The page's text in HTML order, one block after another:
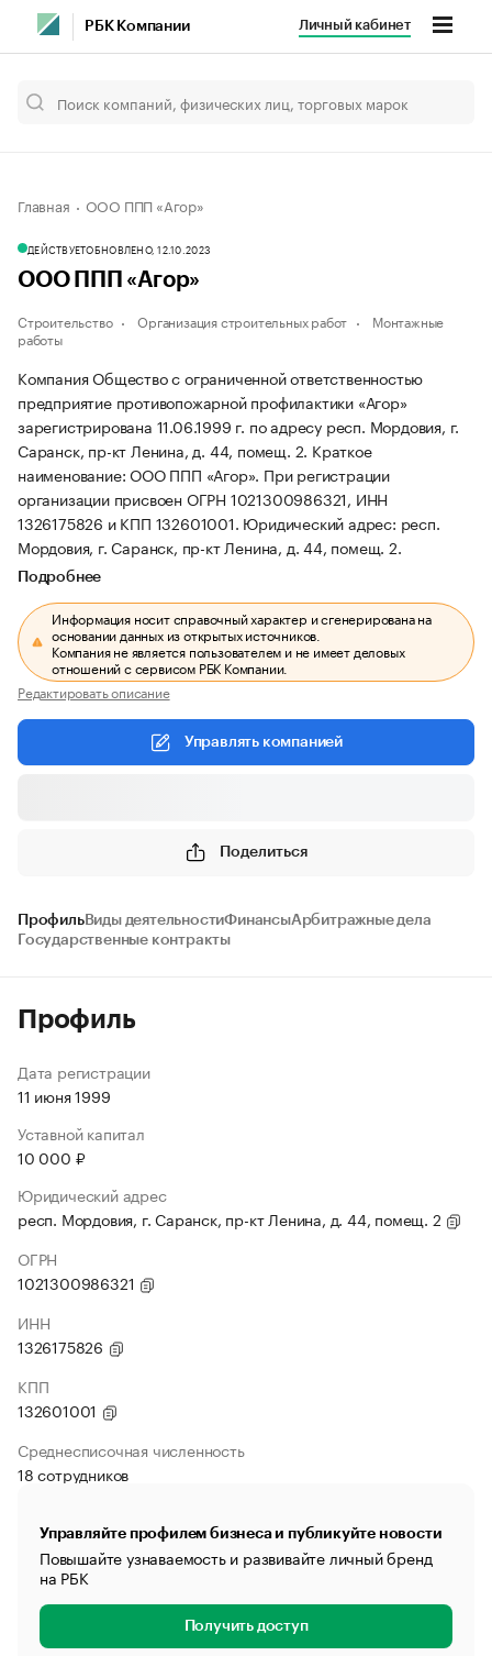
РБК Компании Личный кабинет
Главная ООО ППП «Агор»
ДЕЙСТВУЕТОБНОВЛЕНО, 12.10.2023
ООО ППП «Агор»
Строительство Организация строительных работ
Монтажные
работы
Компания Общество с ограниченной ответственностью
предприятие противопожарной профилактики «Агор»
зарегистрирована 11.06.1999 г. по адресу респ. Мордовия, г.
Саранск, пр-кт Ленина, д. 44, помещ. 2. Краткое
наименование: ООО ППП «Агор». При регистрации
организации присвоен ОГРН 1021300986321, ИНН
1326175826 и КПП 132601001. Юридический адрес: респ.
Мордовия, г. Саранск, пр-кт Ленина, д. 44, помещ. 2.
Подробнее
Информация носит справочный характер и сгенерирована на
основании данных из открытых источников.
Компания не является пользователем и не имеет деловых
отношений с сервисом РБК Компании.
Редактировать описание
Управлять компанией
Поделиться
ПрофильВиды деятельностиФинансыАрбитражные дела
Государственные контракты
Профиль
Дата регистрации
11 июня 1999
Уставной капитал
10 000 ₽
Юридический адрес
респ. Мордовия, г. Саранск, пр-кт Ленина, д. 44, помещ. 2
ОГРН
1021300986321
ИНН
1326175826
КПП
132601001
Среднесписочная численность
18 сотрудников
Управляйте профилем бизнеса и публикуйте новости
Повышайте узнаваемость и развивайте личный бренд
на РБК
Получить доступ